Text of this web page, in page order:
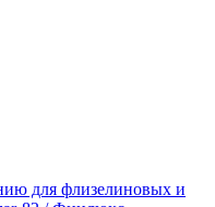
для флизелиновых и